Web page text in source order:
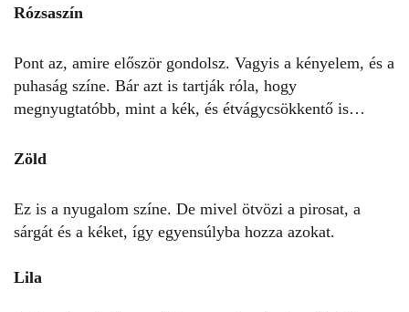
Rózsaszín
Pont az, amire először gondolsz. Vagyis a kényelem, és a
puhaság színe. Bár azt is tartják róla, hogy
megnyugtatóbb, mint a kék, és étvágycsökkentő is…
Zöld
Ez is a nyugalom színe. De mivel ötvözi a pirosat, a
sárgát és a kéket, így egyensúlyba hozza azokat.
Lila